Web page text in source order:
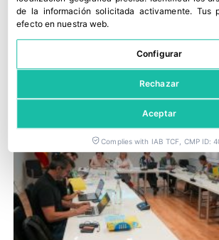
TE PODRÍA INTERESAR
de la información solicitada activamente. Tus
efecto en nuestra web.
Configurar
Rechazar
Aceptar
Complies with IAB TCF, CMP ID: